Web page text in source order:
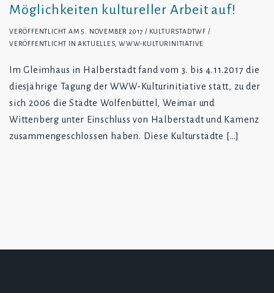
Möglichkeiten kultureller Arbeit auf!
VERÖFFENTLICHT AM 5. NOVEMBER 2017
KULTURSTADTWF
VERÖFFENTLICHT INAKTUELLES,WWW-KULTURINITIATIVE
Im Gleimhaus in Halberstadt fand vom 3. bis 4.11.2017 die
diesjährige Tagung der WWW-Kulturinitiative statt, zu der
sich 2006 die Städte Wolfenbüttel, Weimar und
Wittenberg unter Einschluss von Halberstadt und Kamenz
zusammengeschlossen haben. Diese Kulturstädte […]